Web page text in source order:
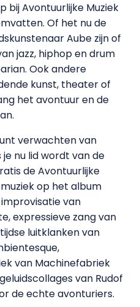
bij Avontuurlijke Muziek
Of het nu de
Aube zijn of
jazz, hiphop en drum
Ook andere
kunst, theater of
het avontuur en de
verwachten van
je nu lid wordt van de
de Avontuurlijke
op het album
van
expressieve zang van
luitklanken van
van Machinefabriek
van Rudof
de echte avonturiers.